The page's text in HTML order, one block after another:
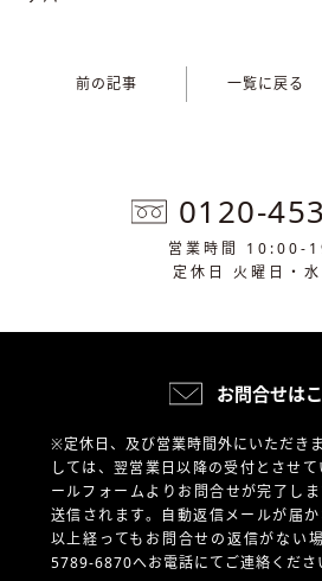
前の記事 一覧に戻る
0120-
営業時間 10:00-
定休日 火曜日・水
お問合せは
※定休日、及び営業時間外にいただき
しては、翌営業日以降の受付とさせて
ールフォームよりお問合せが完了し
送信されます。自動返信メールが届か
以上経ってもお問合せの返信がない
5789-6870へお電話にてご連絡くださ